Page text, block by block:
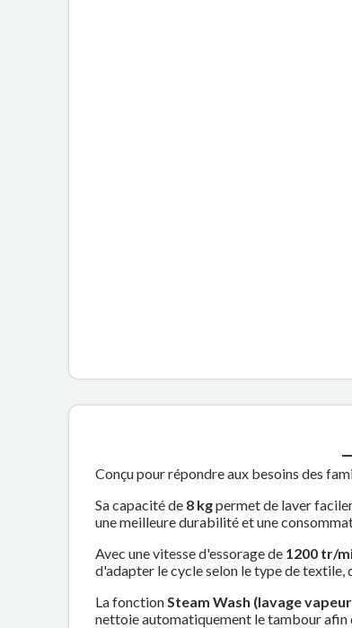
Conçu pour répondre aux besoins des
Sa capacité de 8 kgpermet de laver
une meilleure durabilité et une
Avec une vitesse d'essorage de 1200 tr/
d'adapter le cycle selon le type de textile,
La fonctionSteam Wash (lavage
nettoie automatiquement le tambour afin